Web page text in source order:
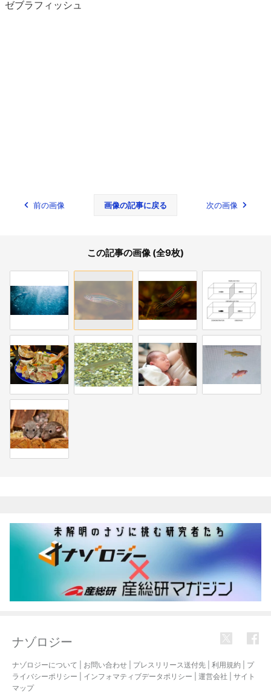
ゼブラフィッシュ
前の画像 画像の記事に戻る 次の画像
この記事の画像 (全9枚)
ナゾロジー
ナゾロジーについて お問い合わせ プレスリリース送付先 利用規約
プ
ライバシーポリシー
インフォマティブデータポリシー 運営会社
サイト
マップ